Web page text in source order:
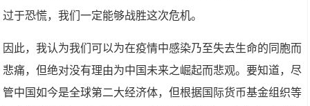
过于恐慌，我们一定能够战胜这次危机。
因此，我认为我们可以为在疫情中感染乃至失去生命的同胞而
悲痛，但绝对没有理由为中国未来之崛起而悲观。要知道，尽
管中国如今是全球第二大经济体，但根据国际货币基金组织等